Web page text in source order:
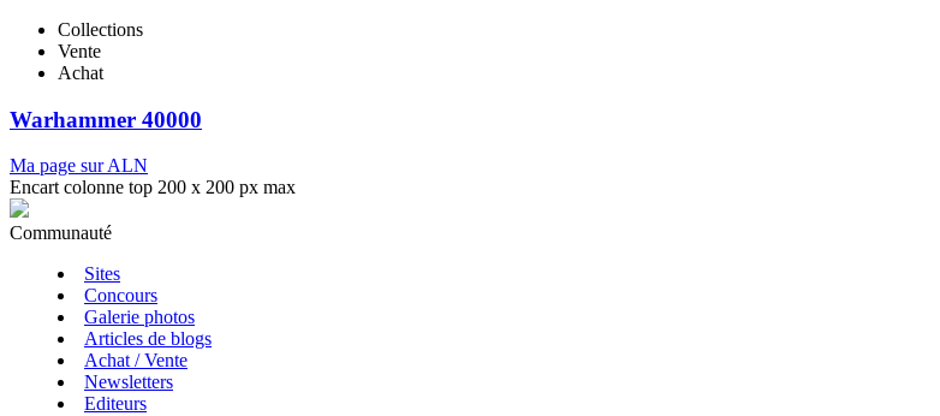
Collections
Vente
Achat
Warhammer 40000
Ma page sur ALN
Encart colonne top 200 x 200 px max
Communauté
Sites
Concours
Galerie photos
Articles de blogs
Achat / Vente
Newsletters
Editeurs